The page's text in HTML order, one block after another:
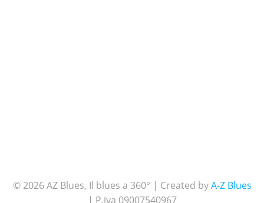
© 2026 AZ Blues, Il blues a 360° | Created byA-Z Blues
| P.iva 09007540967